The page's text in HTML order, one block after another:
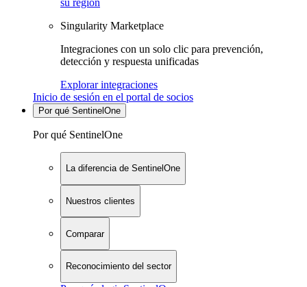
su región
Singularity Marketplace
Integraciones con un solo clic para prevención,
detección y respuesta unificadas
Explorar integraciones
Inicio de sesión en el portal de socios
Por qué SentinelOne
Por qué SentinelOne
La diferencia de SentinelOne
Nuestros clientes
Comparar
Reconocimiento del sector